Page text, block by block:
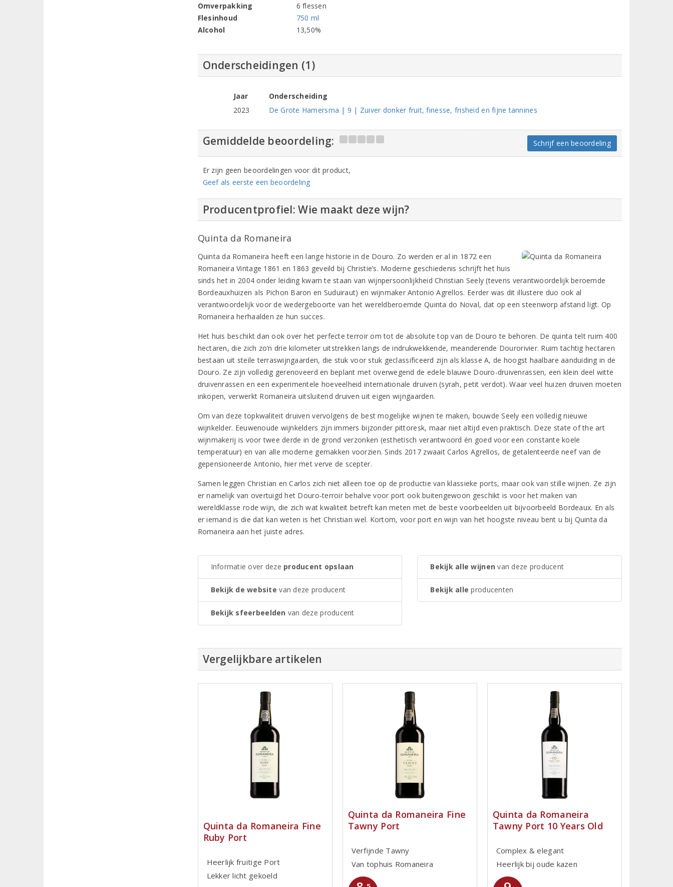
Omverpakking
6 flessen
Flesinhoud
750 ml
Alcohol
13,50%
Onderscheidingen (1)
Jaar
Onderscheiding
2023
De Grote Hamersma | 9 | Zuiver donker fruit, finesse, frisheid en fijne tannines
Gemiddelde beoordeling: Schrijf een beoordeling
Er zijn geen beoordelingen voor dit product,
Geef als eerste een beoordeling
Producentprofiel: Wie maakt deze wijn?
Quinta da Romaneira
Quinta da Romaneira heeft een lange historie in de Douro. Zo werden er al in 1872 een
Romaneira Vintage 1861 en 1863 geveild bij Christie’s. Moderne geschiedenis schrijft het huis
sinds het in 2004 onder leiding kwam te staan van wijnpersoonlijkheid Christian Seely (tevens verantwoordelijk beroemde
Bordeauxhuizen als Pichon Baron en Suduiraut) en wijnmaker Antonio Agrellos. Eerder was dit illustere duo ook al
verantwoordelijk voor de wedergeboorte van het wereldberoemde Quinta do Noval, dat op een steenworp afstand ligt. Op
Romaneira herhaalden ze hun succes.
Het huis beschikt dan ook over het perfecte terroir om tot de absolute top van de Douro te behoren. De quinta telt ruim 400
hectaren, die zich zo’n drie kilometer uitstrekken langs de indrukwekkende, meanderende Dourorivier. Ruim tachtig hectaren
bestaan uit steile terraswijngaarden, die stuk voor stuk geclassificeerd zijn als klasse A, de hoogst haalbare aanduiding in de
Douro. Ze zijn volledig gerenoveerd en beplant met overwegend de edele blauwe Douro-druivenrassen, een klein deel witte
druivenrassen en een experimentele hoeveelheid internationale druiven (syrah, petit verdot). Waar veel huizen druiven moeten
inkopen, verwerkt Romaneira uitsluitend druiven uit eigen wijngaarden.
Om van deze topkwaliteit druiven vervolgens de best mogelijke wijnen te maken, bouwde Seely een volledig nieuwe
wijnkelder. Eeuwenoude wijnkelders zijn immers bijzonder pittoresk, maar niet altijd even praktisch. Deze state of the art
wijnmakerij is voor twee derde in de grond verzonken (esthetisch verantwoord én goed voor een constante koele
temperatuur) en van alle moderne gemakken voorzien. Sinds 2017 zwaait Carlos Agrellos, de getalenteerde neef van de
gepensioneerde Antonio, hier met verve de scepter.
Samen leggen Christian en Carlos zich niet alleen toe op de productie van klassieke ports, maar ook van stille wijnen. Ze zijn
er namelijk van overtuigd het Douro-terroir behalve voor port ook buitengewoon geschikt is voor het maken van
wereldklasse rode wijn, die zich wat kwaliteit betreft kan meten met de beste voorbeelden uit bijvoorbeeld Bordeaux. En als
er iemand is die dat kan weten is het Christian wel. Kortom, voor port en wijn van het hoogste niveau bent u bij Quinta da
Romaneira aan het juiste adres.
Informatie over deze producent opslaan
Bekijk de website van deze producent
Bekijk sfeerbeelden van deze producent
Bekijk alle wijnen van deze producent
Bekijk alle producenten
Vergelijkbare artikelen
Quinta da Romaneira Fine
Ruby Port
Heerlijk fruitige Port
Lekker licht gekoeld
Quinta da Romaneira Fine
Tawny Port
Verfijnde Tawny
Van tophuis Romaneira
Quinta da Romaneira
Tawny Port 10 Years Old
Complex & elegant
Heerlijk bij oude kazen